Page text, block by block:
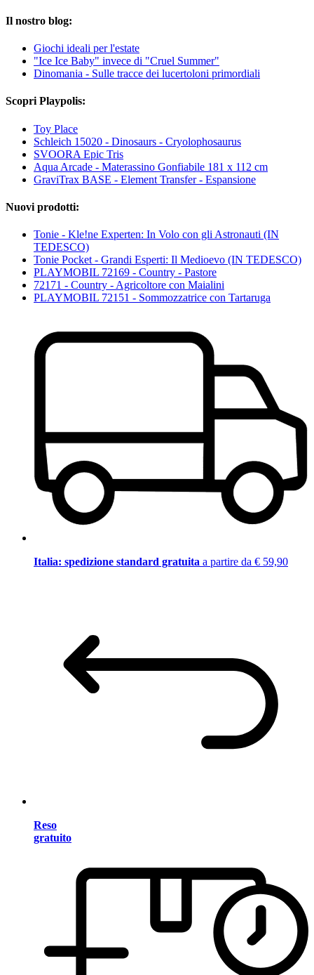
Il nostro blog:
Giochi ideali per l'estate
"Ice Ice Baby" invece di "Cruel Summer"
Dinomania - Sulle tracce dei lucertoloni primordiali
Scopri Playpolis:
Toy Place
Schleich 15020 - Dinosaurs - Cryolophosaurus
SVOORA Epic Tris
Aqua Arcade - Materassino Gonfiabile 181 x 112 cm
GraviTrax BASE - Element Transfer - Espansione
Nuovi prodotti:
Tonie - Kle!ne Experten: In Volo con gli Astronauti (IN
TEDESCO)
Tonie Pocket - Grandi Esperti: Il Medioevo (IN TEDESCO)
PLAYMOBIL 72169 - Country - Pastore
72171 - Country - Agricoltore con Maialini
PLAYMOBIL 72151 - Sommozzatrice con Tartaruga
Italia: spedizione standard gratuita a partire da € 59,90
Reso
gratuito